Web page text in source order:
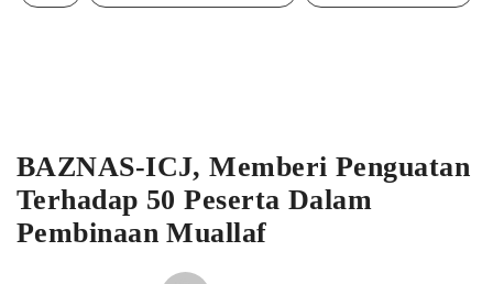
BAZNAS-ICJ, Memberi Penguatan
Terhadap 50 Peserta Dalam
Pembinaan Muallaf